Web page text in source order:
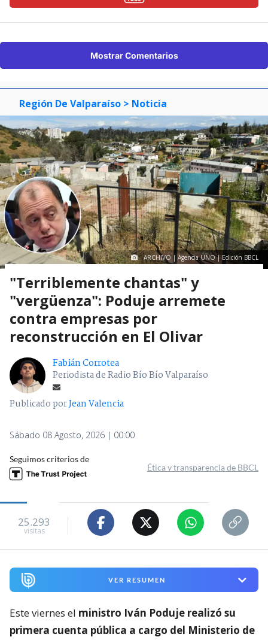
Mostrar Comentarios
Región De Valparaíso > Noticia
ARCHIVO | Agencia UNO | Edición BBCL
"Terriblemente chantas" y
"vergüenza": Poduje arremete
contra empresas por
reconstrucción en El Olivar
Fabián Corrotea
Periodista de Radio Bío Bío Valparaíso
Publicado porJean Valencia
Sábado 08 Agosto, 2026 | 00:00
Seguimos criterios de
Ética y transparencia de BBCL
25.293
visitas
VER RESUMEN
Este viernes el ministro Iván Poduje realizó su
primera cuenta pública a cargo del Ministerio de